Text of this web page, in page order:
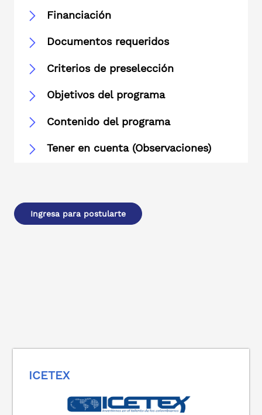
Financiación
Documentos requeridos
Criterios de preselección
Objetivos del programa
Contenido del programa
Tener en cuenta (Observaciones)
Ingresa para postularte
ICETEX